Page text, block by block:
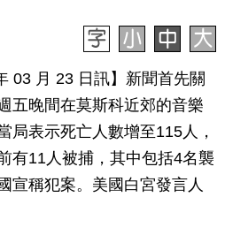
03 月 23 日訊】新聞首先關
五晚間在莫斯科近郊的音樂
局表示死亡人數增至115人，
有11人被捕，其中包括4名襲
宣稱犯案。美國白宮發言人